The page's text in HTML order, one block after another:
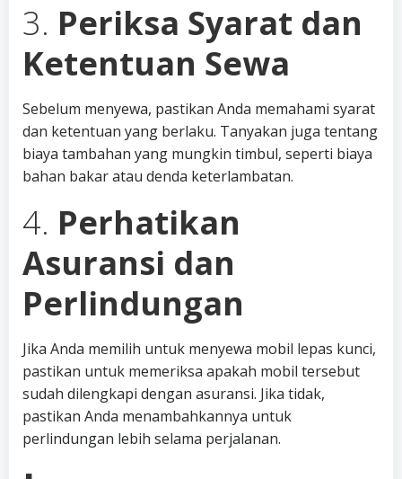
3. Periksa Syarat dan
Ketentuan Sewa
Sebelum menyewa, pastikan Anda memahami syarat
dan ketentuan yang berlaku. Tanyakan juga tentang
biaya tambahan yang mungkin timbul, seperti biaya
bahan bakar atau denda keterlambatan.
4. Perhatikan
Asuransi dan
Perlindungan
Jika Anda memilih untuk menyewa mobil lepas kunci,
pastikan untuk memeriksa apakah mobil tersebut
sudah dilengkapi dengan asuransi. Jika tidak,
pastikan Anda menambahkannya untuk
perlindungan lebih selama perjalanan.